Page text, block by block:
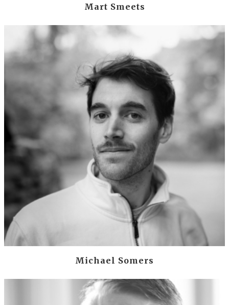
Mart Smeets
Michael Somers